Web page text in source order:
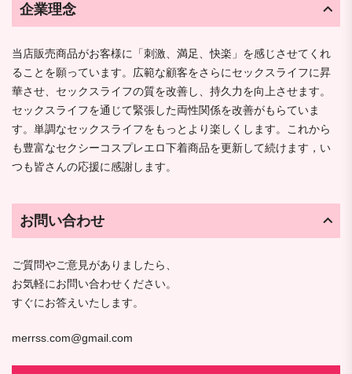
企業理念
当店販売商品がお客様に「刺激、満足、快楽」を感じさせてくれ
ることを願っています。広範な顧客をさらにセックスライフに昇
華させ、セックスライフの質を改善し、持久力を向上させます。
セックスライフを通じて緊張した両性関係を改善がもらていま
す。単調なセックスライフをもっとより楽しくします。これから
も豊富なセクシーコスプレエロ下着商品を更新して続けます，い
つも皆さんの応援に感謝します。
お問い合わせ
ご質問やご意見がありましたら、
お気軽にお問い合わせください。
すぐにお答えいたします。
merrss.com@gmail.com